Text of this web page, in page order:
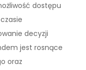
dostępu
decyzji
jest rosnące
oraz